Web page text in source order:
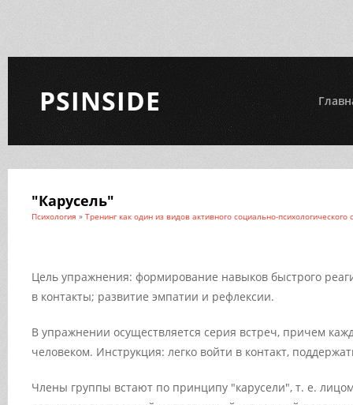
PSINSIDE
"Карусель"
Психология » Тренинг как один из видов активного социально-психологического
Цель упражнения: формирование навыков быстрого
в контакты; развитие эмпатии и рефлексии.
В упражнении осуществляется серия встреч, причем
человеком. Инструкция: легко войти в контакт,
Члены группы встают по принципу "карусели", т. е.